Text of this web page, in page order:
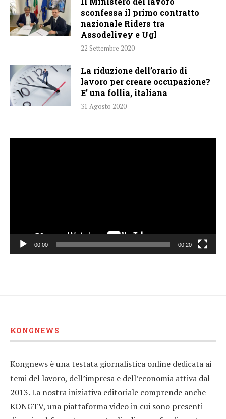
sconfessa il primo contratto
nazionale Riders tra
Assodelivey e Ugl
22 Settembre 2020
La riduzione dell’orario di
lavoro per creare occupazione?
E’ una follia, italiana
31 Agosto 2020
00:00 00:20
KONGNEWS
Kongnews è una testata giornalistica online dedicata ai
temi del lavoro, dell’impresa e dell’economia attiva dal
2013. La nostra iniziativa editoriale comprende anche
KONGTV, una piattaforma video in cui sono presenti